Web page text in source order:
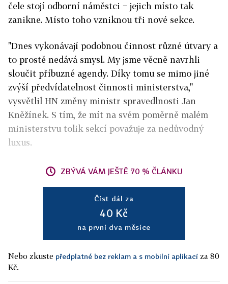
čele stojí odborní náměstci − jejich místo tak
zanikne. Místo toho vzniknou tři nové sekce.
"Dnes vykonávají podobnou činnost různé útvary a
to prostě nedává smysl. My jsme věcně navrhli
sloučit příbuzné agendy. Díky tomu se mimo jiné
zvýší předvídatelnost činnosti ministerstva,"
vysvětlil HN změny ministr spravedlnosti Jan
Kněžínek. S tím, že mít na svém poměrně malém
ministerstvu tolik sekcí považuje za nedůvodný
luxus.
ZBÝVÁ VÁM JEŠTĚ 70 % ČLÁNKU
Číst dál za
40 Kč
na první dva měsíce
Nebo zkuste předplatné bez reklam a s mobilní aplikací za 80
Kč.